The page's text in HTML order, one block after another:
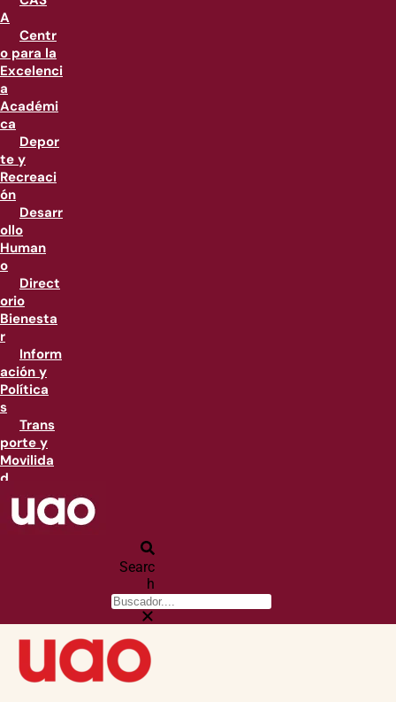
A
Centr
o para la
Excelenci
a
Académi
ca
Depor
te y
Recreaci
ón
Desarr
ollo
Human
o
Direct
orio
Bienesta
r
Inform
ación y
Política
s
Trans
porte y
Movilida
d
Searc
h